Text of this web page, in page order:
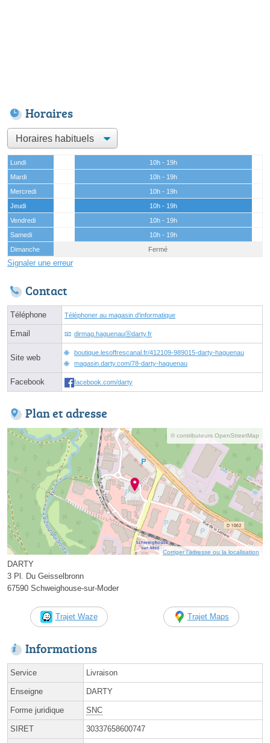
Horaires
Lundi
10h - 19h
Mardi
10h - 19h
Mercredi
10h - 19h
Jeudi
10h - 19h
Vendredi
10h - 19h
Samedi
10h - 19h
Dimanche
Fermé
Signaler une erreur
Contact
Téléphone Téléphoner au magasin d'informatique
Email dirmag.haguenauⓐdarty.fr
Site web
boutique.lesoffrescanal.fr/412109-989015-darty-haguenau
magasin.darty.com/78-darty-haguenau
Facebook facebook.com/darty
Plan et adresse
© contributeurs OpenStreetMap
Corriger l’adresse ou la localisation
DARTY
3 Pl. Du Geisselbronn
67590 Schweighouse-sur-Moder
Trajet Waze Trajet Maps
Informations
Service Livraison
Enseigne DARTY
Forme juridique SNC
SIRET 30337658600747